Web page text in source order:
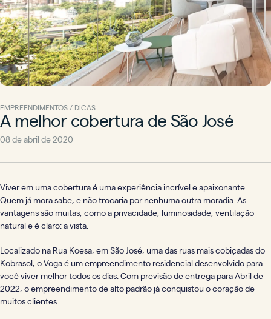
A melhor cobertura de São José
EMPREENDIMENTOS / DICAS
08 de abril de 2020
Viver em uma cobertura é uma experiência incrível e apaixonante.
Quem já mora sabe, e não trocaria por nenhuma outra moradia. As
vantagens são muitas, como a privacidade, luminosidade, ventilação
natural e é claro: a vista.
Localizado na Rua Koesa, em São José, uma das ruas mais cobiçadas do
Kobrasol, o Voga é um empreendimento residencial desenvolvido para
você viver melhor todos os dias. Com previsão de entrega para Abril de
2022, o empreendimento de alto padrão já conquistou o coração de
muitos clientes.